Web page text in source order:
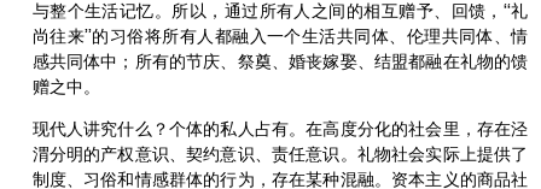
与整个生活记忆。所以，通过所有人之间的相互赠予、回馈，“礼
尚往来”的习俗将所有人都融入一个生活共同体、伦理共同体、情
感共同体中；所有的节庆、祭奠、婚丧嫁娶、结盟都融在礼物的馈
赠之中。
现代人讲究什么？个体的私人占有。在高度分化的社会里，存在泾
渭分明的产权意识、契约意识、责任意识。礼物社会实际上提供了
制度、习俗和情感群体的行为，存在某种混融。资本主义的商品社